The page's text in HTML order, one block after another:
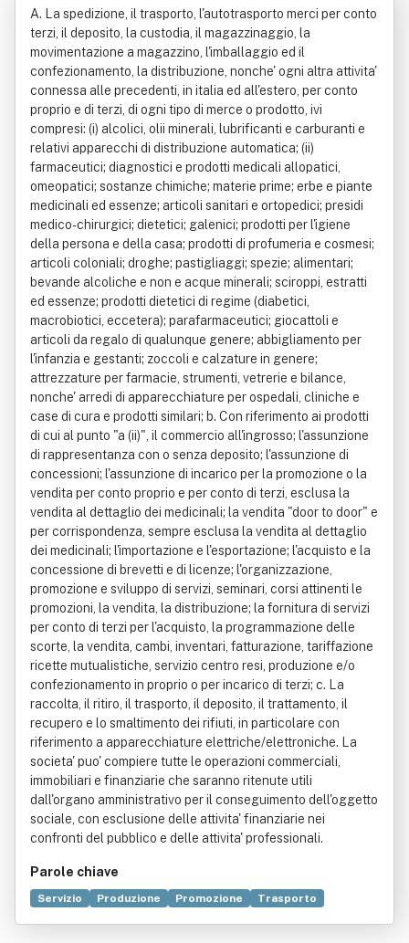
A. La spedizione, il trasporto, l'autotrasporto merci per conto
terzi, il deposito, la custodia, il magazzinaggio, la
movimentazione a magazzino, l'imballaggio ed il
confezionamento, la distribuzione, nonche' ogni altra attivita'
connessa alle precedenti, in italia ed all'estero, per conto
proprio e di terzi, di ogni tipo di merce o prodotto, ivi
compresi: (i) alcolici, olii minerali, lubrificanti e carburanti e
relativi apparecchi di distribuzione automatica; (ii)
farmaceutici; diagnostici e prodotti medicali allopatici,
omeopatici; sostanze chimiche; materie prime; erbe e piante
medicinali ed essenze; articoli sanitari e ortopedici; presidi
medico-chirurgici; dietetici; galenici; prodotti per l'igiene
della persona e della casa; prodotti di profumeria e cosmesi;
articoli coloniali; droghe; pastigliaggi; spezie; alimentari;
bevande alcoliche e non e acque minerali; sciroppi, estratti
ed essenze; prodotti dietetici di regime (diabetici,
macrobiotici, eccetera); parafarmaceutici; giocattoli e
articoli da regalo di qualunque genere; abbigliamento per
l'infanzia e gestanti; zoccoli e calzature in genere;
attrezzature per farmacie, strumenti, vetrerie e bilance,
nonche' arredi di apparecchiature per ospedali, cliniche e
case di cura e prodotti similari; b. Con riferimento ai prodotti
di cui al punto "a (ii)", il commercio all'ingrosso; l'assunzione
di rappresentanza con o senza deposito; l'assunzione di
concessioni; l'assunzione di incarico per la promozione o la
vendita per conto proprio e per conto di terzi, esclusa la
vendita al dettaglio dei medicinali; la vendita "door to door" e
per corrispondenza, sempre esclusa la vendita al dettaglio
dei medicinali; l'importazione e l'esportazione; l'acquisto e la
concessione di brevetti e di licenze; l'organizzazione,
promozione e sviluppo di servizi, seminari, corsi attinenti le
promozioni, la vendita, la distribuzione; la fornitura di servizi
per conto di terzi per l'acquisto, la programmazione delle
scorte, la vendita, cambi, inventari, fatturazione, tariffazione
ricette mutualistiche, servizio centro resi, produzione e/o
confezionamento in proprio o per incarico di terzi; c. La
raccolta, il ritiro, il trasporto, il deposito, il trattamento, il
recupero e lo smaltimento dei rifiuti, in particolare con
riferimento a apparecchiature elettriche/elettroniche. La
societa' puo' compiere tutte le operazioni commerciali,
immobiliari e finanziarie che saranno ritenute utili
dall'organo amministrativo per il conseguimento dell'oggetto
sociale, con esclusione delle attivita' finanziarie nei
confronti del pubblico e delle attivita' professionali.
Parole chiave
Servizio Produzione Promozione
Trasporto